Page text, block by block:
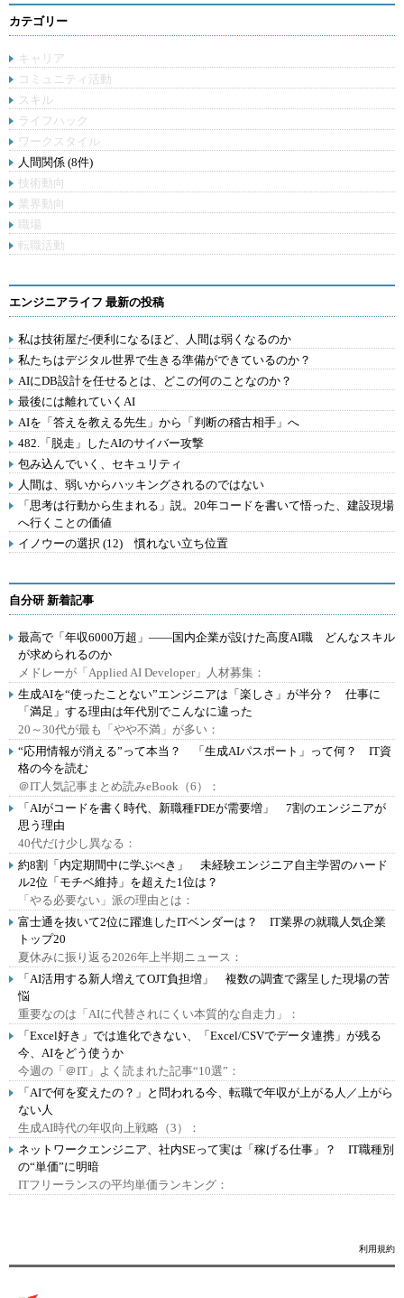
カテゴリー
キャリア
コミュニティ活動
スキル
ライフハック
ワークスタイル
人間関係 (8件)
技術動向
業界動向
職場
転職活動
エンジニアライフ 最新の投稿
私は技術屋だ-便利になるほど、人間は弱くなるのか
私たちはデジタル世界で生きる準備ができているのか？
AIにDB設計を任せるとは、どこの何のことなのか？
最後には離れていくAI
AIを「答えを教える先生」から「判断の稽古相手」へ
482.「脱走」したAIのサイバー攻撃
包み込んでいく、セキュリティ
人間は、弱いからハッキングされるのではない
「思考は行動から生まれる」説。20年コードを書いて悟った、建設現場
へ行くことの価値
イノウーの選択 (12) 慣れない立ち位置
自分研 新着記事
最高で「年収6000万超」――国内企業が設けた高度AI職 どんなスキル
が求められるのか
メドレーが「Applied AI Developer」人材募集：
生成AIを“使ったことない”エンジニアは「楽しさ」が半分？ 仕事に
「満足」する理由は年代別でこんなに違った
20～30代が最も「やや不満」が多い：
“応用情報が消える”って本当？ 「生成AIパスポート」って何？ IT資
格の今を読む
＠IT人気記事まとめ読みeBook（6）：
「AIがコードを書く時代、新職種FDEが需要増」 7割のエンジニアが
思う理由
40代だけ少し異なる：
約8割「内定期間中に学ぶべき」 未経験エンジニア自主学習のハード
ル2位「モチベ維持」を超えた1位は？
「やる必要ない」派の理由とは：
富士通を抜いて2位に躍進したITベンダーは？ IT業界の就職人気企業
トップ20
夏休みに振り返る2026年上半期ニュース：
「AI活用する新人増えてOJT負担増」 複数の調査で露呈した現場の苦
悩
重要なのは「AIに代替されにくい本質的な自走力」：
「Excel好き」では進化できない、「Excel/CSVでデータ連携」が残る
今、AIをどう使うか
今週の「＠IT」よく読まれた記事“10選”：
「AIで何を変えたの？」と問われる今、転職で年収が上がる人／上がら
ない人
生成AI時代の年収向上戦略（3）：
ネットワークエンジニア、社内SEって実は「稼げる仕事」？ IT職種別
の“単価”に明暗
ITフリーランスの平均単価ランキング：
利用規約